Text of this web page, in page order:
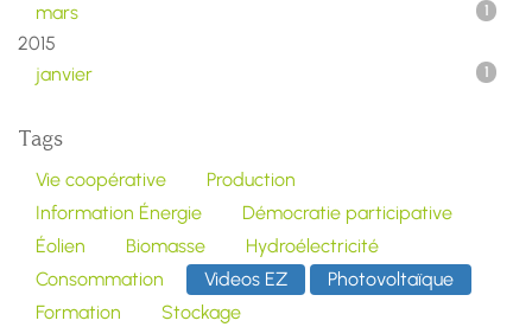
mars 1
2015
janvier
1
Tags
Vie coopérative
Production
Information Énergie
Démocratie participative
Éolien
Biomasse
Hydroélectricité
Consommation
Videos EZ
Photovoltaïque
Formation
Stockage